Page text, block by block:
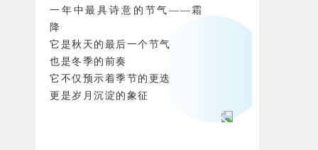
一年中最具诗意的节气——霜
降
它是秋天的最后一个节气
也是冬季的前奏
它不仅预示着季节的更迭
更是岁月沉淀的象征